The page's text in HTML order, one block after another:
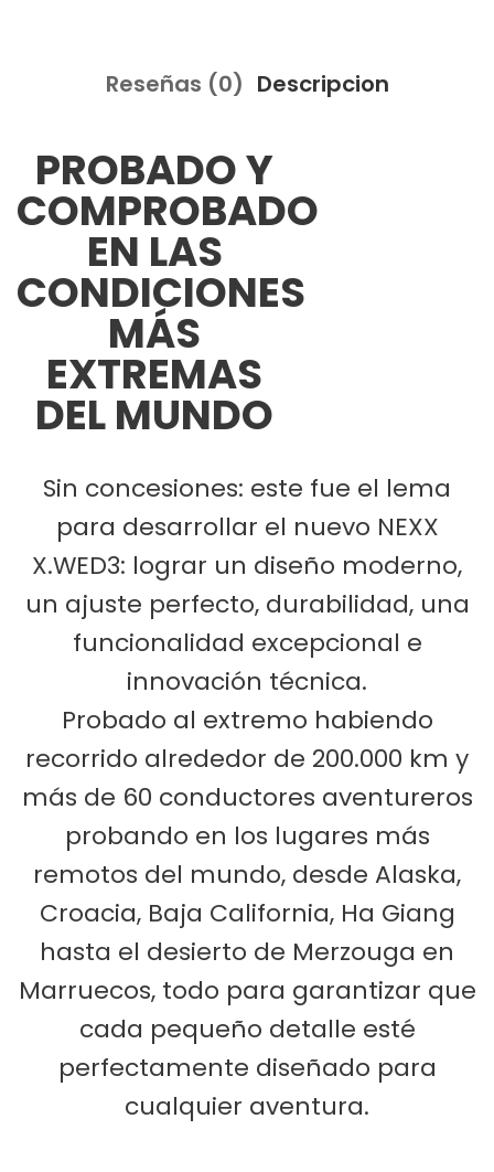
Reseñas (0) Descripcion
PROBADO Y
COMPROBADO
EN LAS
CONDICIONES
MÁS
EXTREMAS
DEL MUNDO
Sin concesiones: este fue el lema
para desarrollar el nuevo NEXX
X.WED3: lograr un diseño moderno,
un ajuste perfecto, durabilidad, una
funcionalidad excepcional e
innovación técnica.
Probado al extremo habiendo
recorrido alrededor de 200.000 km y
más de 60 conductores aventureros
probando en los lugares más
remotos del mundo, desde Alaska,
Croacia, Baja California, Ha Giang
hasta el desierto de Merzouga en
Marruecos, todo para garantizar que
cada pequeño detalle esté
perfectamente diseñado para
cualquier aventura.